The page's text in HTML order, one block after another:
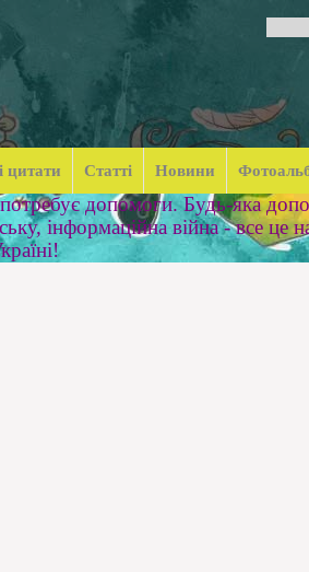
цитати Статті Новини
допомоги. Будь-яка
інформаційна війна - все це